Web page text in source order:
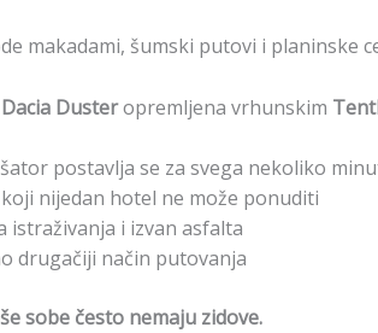
makadami, šumski putovi i planinske
Dacia Dusteropremljena vrhunskim
postavlja se za svega nekoliko
nijedan hotel ne može ponuditi
istraživanja i izvan asfalta
drugačiji način putovanja
sobe često nemaju zidove.